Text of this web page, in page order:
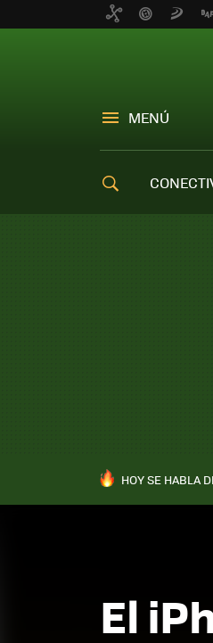
MENÚ
HOY SE HABLA
El